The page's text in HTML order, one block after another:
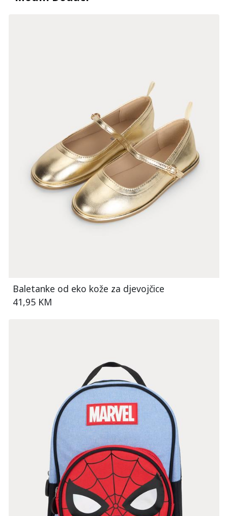
Baletanke od eko kože za djevojčice
41,95 KM